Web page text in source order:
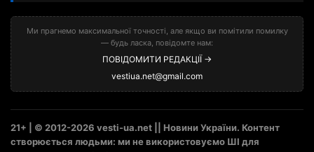
Ми прагнемо максимальної точності, але якщо ви помітили помилку
— будь ласка, повідомте нам:
ПОВІДОМИТИ РЕДАКЦІЇ →
vestiua.net@gmail.com
21+ | © 2012-2026 vesti-ua.net || Новини України. Контент
створюється людьми: ми не використовуємо ШІ для